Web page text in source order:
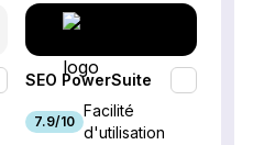
SEO PowerSuite
7.9/10
Facilité
d'utilisation